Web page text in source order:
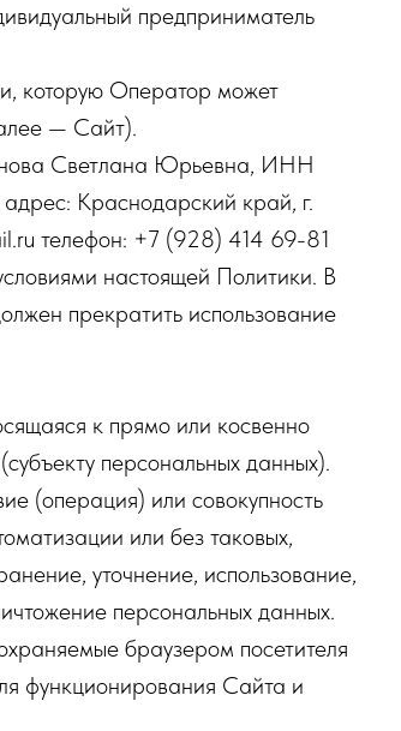
предприниматель
которую Оператор может
— Сайт).
Светлана Юрьевна, ИНН
Краснодарский край, г.
телефон: +7 (928) 414 69-81
настоящей Политики. В
прекратить использование
к прямо или косвенно
персональных данных).
(операция) или совокупность
или без таковых,
уточнение, использование,
персональных данных.
браузером посетителя
функционирования Сайта и